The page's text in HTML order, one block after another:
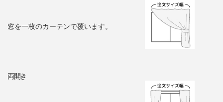
窓を一枚のカーテンで覆います。
両開き